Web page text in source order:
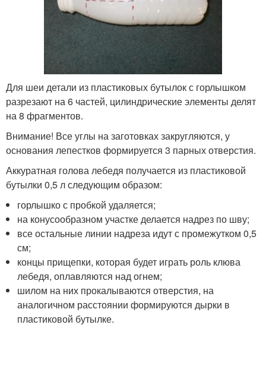
Для шеи детали из пластиковых бутылок с горлышком
разрезают на 6 частей, цилиндрические элементы делят
на 8 фрагментов.
Внимание! Все углы на заготовках закругляются, у
основания лепестков формируется 3 парных отверстия.
Аккуратная голова лебедя получается из пластиковой
бутылки 0,5 л следующим образом:
горлышко с пробкой удаляется;
на конусообразном участке делается надрез по шву;
все остальные линии надреза идут с промежутком 0,5
см;
концы прищепки, которая будет играть роль клюва
лебедя, оплавляются над огнем;
шилом на них прокалываются отверстия, на
аналогичном расстоянии формируются дырки в
пластиковой бутылке.